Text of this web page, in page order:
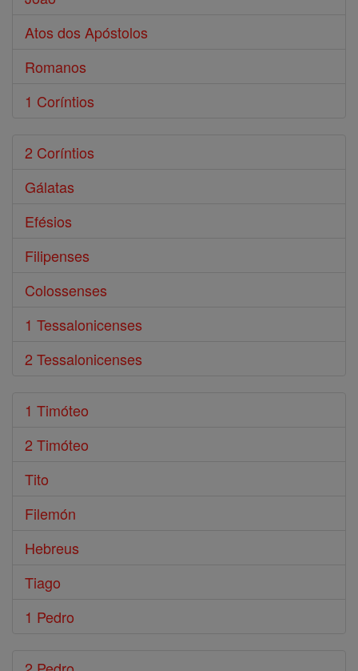
Atos dos Apóstolos
Romanos
1 Coríntios
2 Coríntios
Gálatas
Efésios
Filipenses
Colossenses
1 Tessalonicenses
2 Tessalonicenses
1 Timóteo
2 Timóteo
Tito
Filemón
Hebreus
Tiago
1 Pedro